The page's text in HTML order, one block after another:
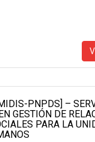
PNPDS] –
GESTIÓN DE
PARA LA